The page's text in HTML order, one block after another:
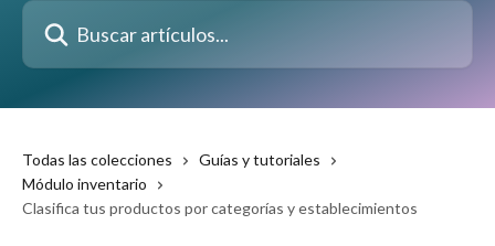
Buscar artículos...
Todas las colecciones
Guías y tutoriales
Módulo inventario
Clasifica tus productos por categorías y establecimientos